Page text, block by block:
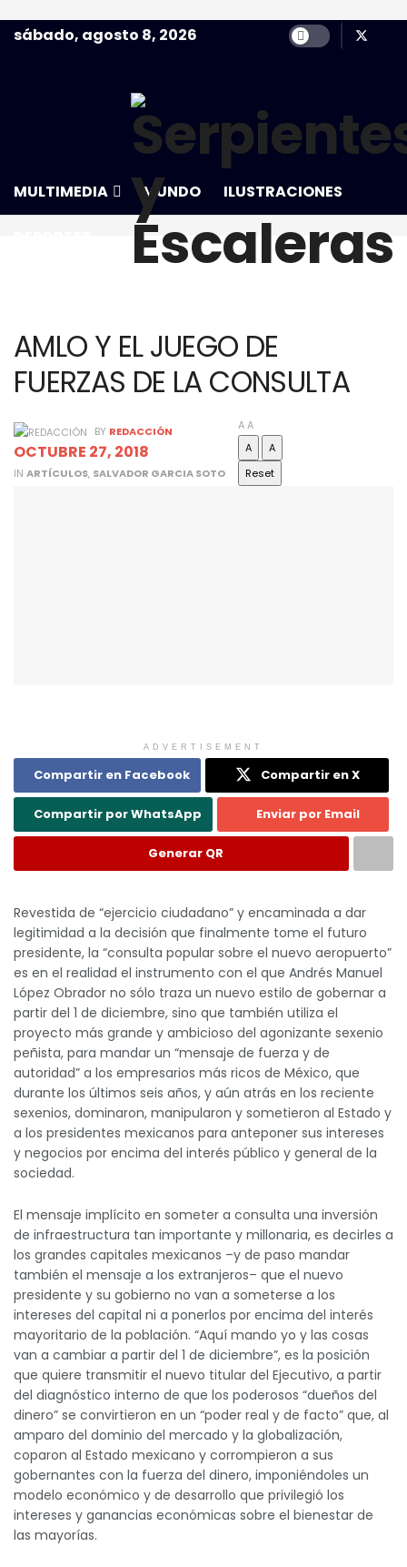
sábado, agosto 8, 2026
CIUDAD COLUMNA
MULTIMEDIA MUNDO ILUSTRACIONES
AMLO Y EL JUEGO DE
FUERZAS DE LA CONSULTA
BY REDACCIÓN
OCTUBRE 27, 2018
IN ARTÍCULOS, SALVADOR GARCIA SOTO
AA
A
A
Reset
ADVERTISEMENT
Compartir en Facebook Compartir en X
Compartir por WhatsApp Enviar por Email
Generar QR
Revestida de “ejercicio ciudadano” y encaminada a dar
legitimidad a la decisión que finalmente tome el futuro
presidente, la “consulta popular sobre el nuevo aeropuerto”
es en el realidad el instrumento con el que Andrés Manuel
López Obrador no sólo traza un nuevo estilo de gobernar a
partir del 1 de diciembre, sino que también utiliza el
proyecto más grande y ambicioso del agonizante sexenio
peñista, para mandar un “mensaje de fuerza y de
autoridad” a los empresarios más ricos de México, que
durante los últimos seis años, y aún atrás en los reciente
sexenios, dominaron, manipularon y sometieron al Estado y
a los presidentes mexicanos para anteponer sus intereses
y negocios por encima del interés público y general de la
sociedad.
El mensaje implícito en someter a consulta una inversión
de infraestructura tan importante y millonaria, es decirles a
los grandes capitales mexicanos –y de paso mandar
también el mensaje a los extranjeros– que el nuevo
presidente y su gobierno no van a someterse a los
intereses del capital ni a ponerlos por encima del interés
mayoritario de la población. “Aquí mando yo y las cosas
van a cambiar a partir del 1 de diciembre”, es la posición
que quiere transmitir el nuevo titular del Ejecutivo, a partir
del diagnóstico interno de que los poderosos “dueños del
dinero” se convirtieron en un “poder real y de facto” que, al
amparo del dominio del mercado y la globalización,
coparon al Estado mexicano y corrompieron a sus
gobernantes con la fuerza del dinero, imponiéndoles un
modelo económico y de desarrollo que privilegió los
intereses y ganancias económicas sobre el bienestar de
las mayorías.